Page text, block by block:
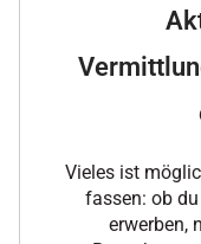
Vieles ist
fassen: ob
erwerben,